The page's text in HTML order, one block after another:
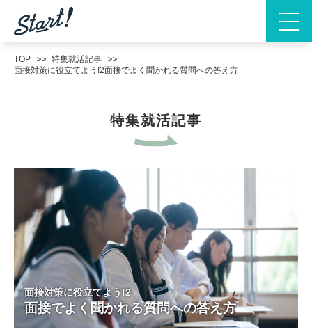
TOP
特集就活記事
面接対策に役立てよう!2面接でよく聞かれる質問への答え方
特集就活記事
面接対策に役立てよう!2
面接でよく聞かれる質問への答え方